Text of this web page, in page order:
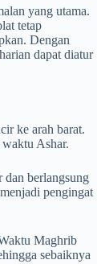
yang utama.
tetap
Dengan
dapat diatur
ke arah barat.
Ashar.
berlangsung
pengingat
Maghrib
sebaiknya